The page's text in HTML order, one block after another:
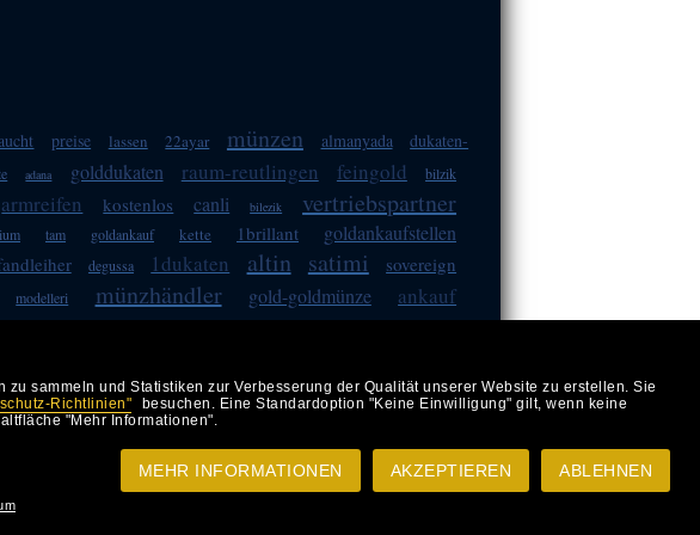
sammeln und Statistiken zur Verbesserung der Qualität unserer Website zu erstellen. Sie
Richtlinien"
besuchen. Eine Standardoption "Keine Einwilligung" gilt, wenn keine
"Mehr Informationen".
ABLEHNEN
AKZEPTIEREN
MEHR INFORMATIONEN
preise lassen 22ayar münzen almanyada
dukaten-
adana golddukaten raum-reutlingen feingold bilzik
armreifen kostenlos canli bilezik vertriebspartner
tam goldankauf kette 1brillant goldankaufstellen
degussa 1dukaten altin satimi sovereign
modelleri münzhändler gold-goldmünze ankauf
Goldverkauf), Felix-Dahn-Str.4, 70597 Stuttgart